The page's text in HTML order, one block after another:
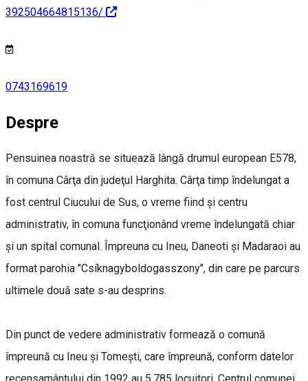
392504664815136/
0743169619
Despre
Pensuinea noastră se situează lângă drumul european E578,
în comuna Cârţa din judeţul Harghita. Cârţa timp îndelungat a
fost centrul Ciucului de Sus, o vreme fiind şi centru
administrativ, în comuna funcţionând vreme îndelungată chiar
şi un spital comunal. Împreuna cu Ineu, Daneoti şi Madaraoi au
format parohia "Csíknagyboldogasszony", din care pe parcurs
ultimele două sate s-au desprins.
Din punct de vedere administrativ formează o comună
împreună cu Ineu şi Tomeşti, care împreună, conform datelor